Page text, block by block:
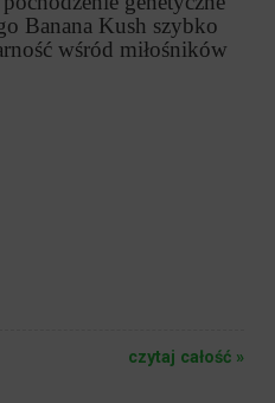
Banana Kush szybko
wśród miłośników
czytaj całość »